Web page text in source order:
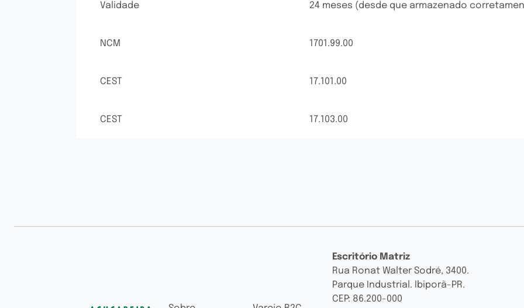
Validade 24 meses (desde que armazenado
NCM 1701.99.00
CEST 17.101.00
CEST 17.103.00
Escritório Matriz
Rua Ronat Walter Sodré, 3400.
Parque Industrial. Ibiporã-PR.
CEP: 86.200-000